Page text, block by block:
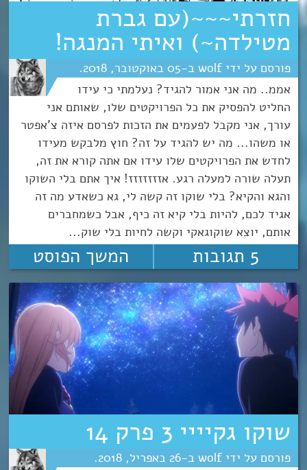
חזרתי~~~(עם גברת
מטילדה~) ואיתי המנגה!
wolf
05 אוקטובר 2018
אממ.. מה אני אמור להגיד? נעלמתי כי עידו
החליט להפסיק את כל הפרויקטים שלו, שאותם אני
עורך, אני מקבל לפעמים את הזכות לפרסם איזה צ'אפטר
או משהו... מה יש להגיד על זה? חוץ מלבקש מעידו
לחדש את הפרויקטים שלו עידו אם אתה קורא את זה,
תעלה שורה למעלה רגע. אזזזזזזז! איך אתם בלי השוקו
והגא והקיא? בלי שוקו זה קשה לי, גא כשאדע מה זה
אגיד לכם, להיות בלי קיא זה כיף, אבל כשמחברים
אותם, יוצא שוקוגאקי וקשה לחיות בלי שוק...
5 תגובות המשך הפוסט
שוקו גקיייי 3 פרק 14
wolf
26 אפריל 2018